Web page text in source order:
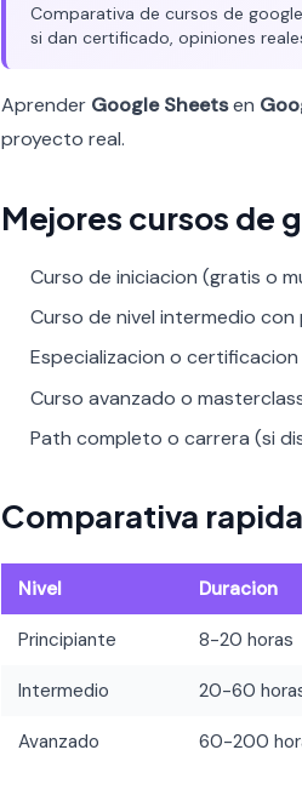
Comparativa de cursos de
si dan certificado, opiniones
Aprender Google Sheetsen
proyecto real.
Mejores cursos de
Curso de iniciacion (gratis o
Curso de nivel intermedio
Especializacion o
Curso avanzado o
Path completo o carrera (si
Comparativa rapida
Nivel Duracion
Principiante 8-20 horas
Intermedio 20-60
Avanzado 60-200